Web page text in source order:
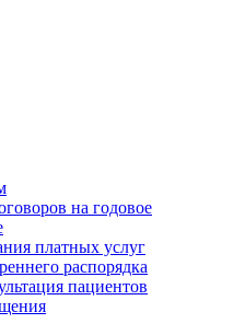
на годовое
платных услуг
распорядка
пациентов